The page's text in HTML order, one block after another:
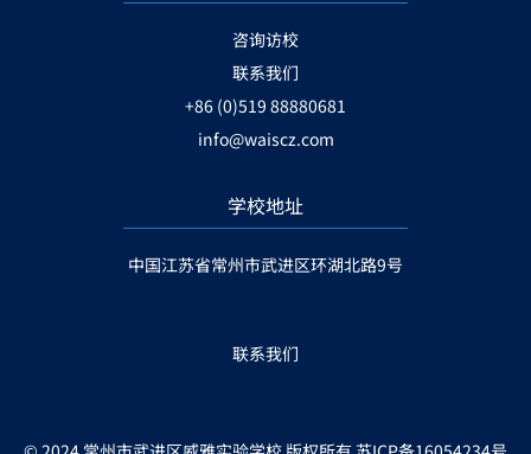
咨询访校
联系我们
+86 (0)519 88880681
info@waiscz.com
学校地址
中国江苏省常州市武进区环湖北路9号
联系我们